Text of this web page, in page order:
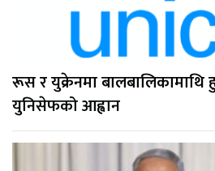
रूस र युक्रेनमा बालबालिकामाथि
युनिसेफको आह्वान